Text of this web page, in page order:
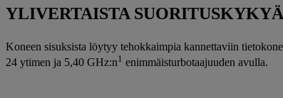
YLIVERTAISTA SUORITUSKYKYÄ
Koneen sisuksista löytyy tehokkaimpia kannettaviin
24 ytimen ja 5,40 GHz:n1 enimmäisturbotaajuuden avulla.